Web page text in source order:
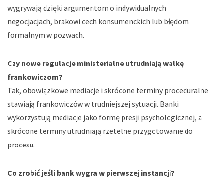
wygrywają dzięki argumentom o indywidualnych
negocjacjach, brakowi cech konsumenckich lub błędom
formalnym w pozwach.
Czy nowe regulacje ministerialne utrudniają walkę
frankowiczom?
Tak, obowiązkowe mediacje i skrócone terminy proceduralne
stawiają frankowiczów w trudniejszej sytuacji. Banki
wykorzystują mediacje jako formę presji psychologicznej, a
skrócone terminy utrudniają rzetelne przygotowanie do
procesu.
Co zrobić jeśli bank wygra w pierwszej instancji?